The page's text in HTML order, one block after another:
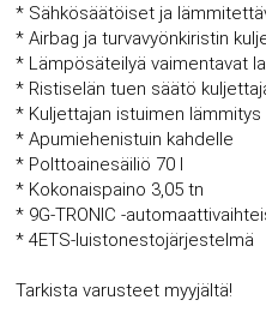
* Sähkösäätöiset ja
* Airbag ja turvavyönkiristin
* Lämpösäteilyä vaimentavat
* Ristiselän tuen säätö
* Kuljettajan istuimen lämmitys
* Apumiehenistuin kahdelle
* Polttoainesäiliö 70 l
* Kokonaispaino 3,05 tn
* 9G-TRONIC -
* 4ETS-luistonestojärjestelmä
Tarkista varusteet myyjältä!